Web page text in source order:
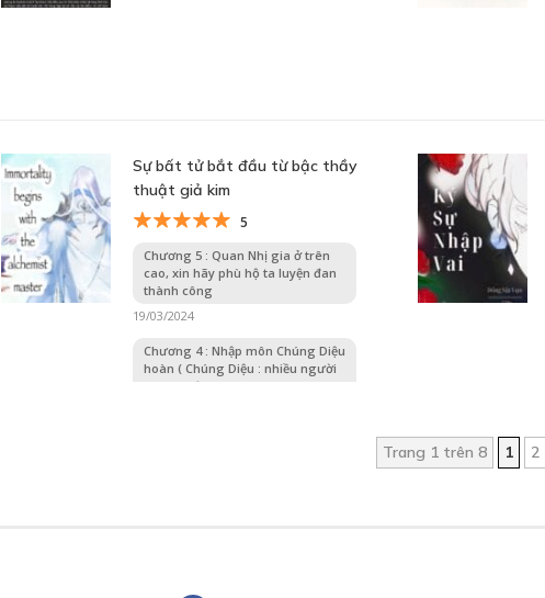
Sự bất tử bắt đầu từ bậc thầy
thuật giả kim
5
Chương 5 : Quan Nhị gia ở trên
cao, xin hãy phù hộ ta luyện đan
thành công
19/03/2024
Chương 4 : Nhập môn Chúng Diệu
hoàn ( Chúng Diệu : nhiều người
cùng sướng )
Trang 1 trên 8 1 2